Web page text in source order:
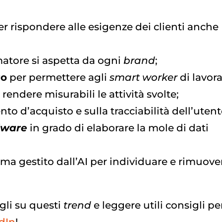
rispondere alle esigenze dei clienti anche
si aspetta da ognibrand;
per permettere aglismart workerdi
misurabili le attività svolte;
d’acquisto e sulla tracciabilità
in grado di elaborare la mole di dati
gestito dall’AI per individuare e
su questi trend e leggere utili consigli